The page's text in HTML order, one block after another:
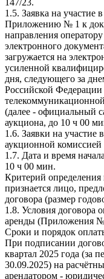
147/23.
1.5. Заявка на участие
Приложению № 1 к
направления
электронного
загружается на
усиленной
дня, следующего за
Российской
(далее - официальный
аукциона, до 10 ч 00
1.6. Заявки на участие
аукционной
1.7. Дата и время
10 ч 00 мин.
Критерий определения
признается лицо,
договора (размер
1.8. Условия договора
аренды (Приложения №
Сроки и порядок
При подписании
квартал 2025 года (за
30.09.2025) на
арендатором -